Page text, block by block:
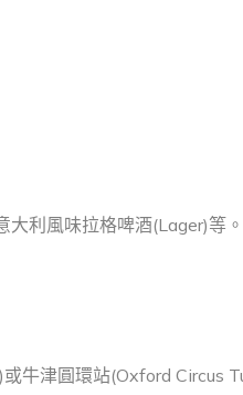
大利風味拉格啤酒(Lager)等
牛津圓環站(Oxford Circus